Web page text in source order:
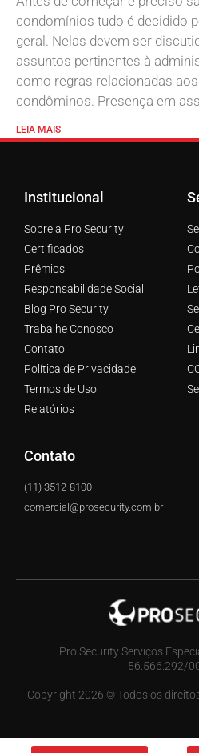
condomínios tudo é decidido
geral. Nelas devem ser
assuntos pertinentes à
como regras relacionadas
condôminos. Presença em
LEIA MAIS
Institucional
Sobre a Pro Security
Certificados
Prêmios
Responsabilidade Social
Blog Pro Security
Trabalhe Conosco
Contato
Política de Privacidade
Termos de Uso
Relatórios
Contato
(11) 3512-8100
comercial@prosecurity.com.br
Pro Security Serviços
56.566.292/
Copyright 2026 © Todos os